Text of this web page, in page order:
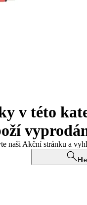
v této
naši Akční stránku a